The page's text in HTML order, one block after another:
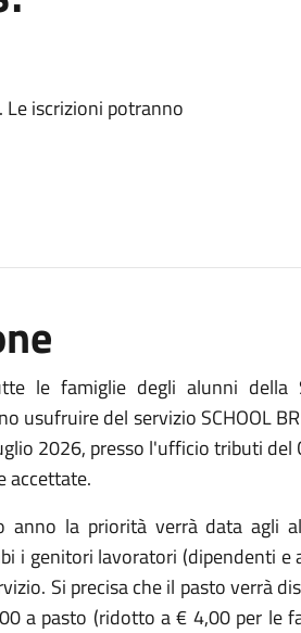
iscrizioni potranno
le famiglie degli alunni della
usufruire del servizio SCHOOL
2026, presso l'ufficio tributi
accettate.
anno la priorità verrà data agli
i genitori lavoratori (dipendenti
Si precisa che il pasto verrà
a pasto (ridotto a € 4,00 per le